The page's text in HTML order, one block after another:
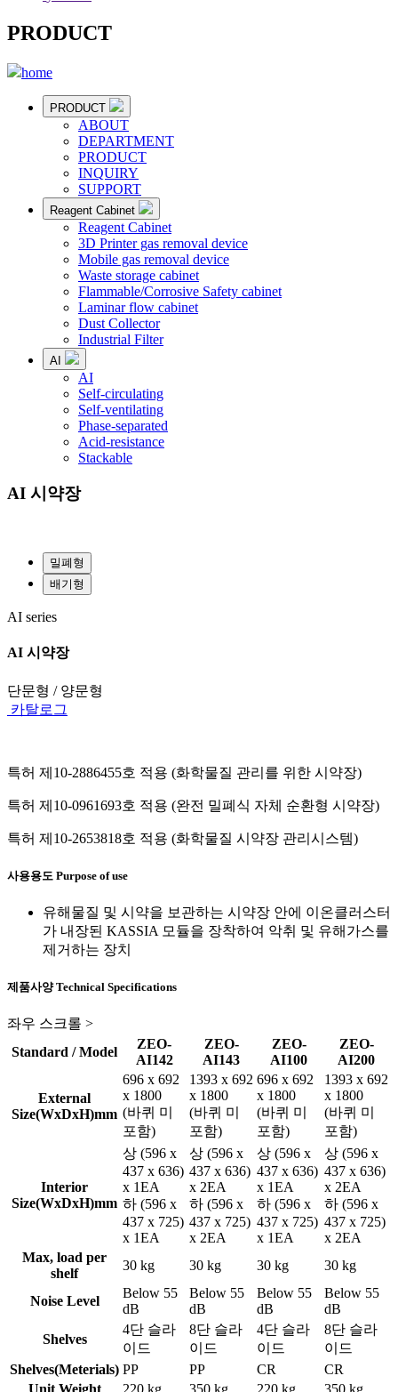
PRODUCT
home
PRODUCT
ABOUT
DEPARTMENT
PRODUCT
INQUIRY
SUPPORT
Reagent Cabinet
Reagent Cabinet
3D Printer gas removal device
Mobile gas removal device
Waste storage cabinet
Flammable/Corrosive Safety cabinet
Laminar flow cabinet
Dust Collector
Industrial Filter
AI
AI
Self-circulating
Self-ventilating
Phase-separated
Acid-resistance
Stackable
AI 시약장
밀폐형
배기형
AI series
AI 시약장
단문형 / 양문형
카탈로그
특허 제10-2886455호 적용 (화학물질 관리를 위한 시약장)
특허 제10-0961693호 적용 (완전 밀폐식 자체 순환형 시약장)
특허 제10-2653818호 적용 (화학물질 시약장 관리시스템)
사용용도 Purpose of use
유해물질 및 시약을 보관하는 시약장 안에 이온클러스터
가 내장된 KASSIA 모듈을 장착하여 악취 및 유해가스를
제거하는 장치
제품사양 Technical Specifications
좌우 스크롤 >
Standard / Model
ZEO-
AI142
ZEO-
AI143
ZEO-
AI100
ZEO-
AI200
External
Size(WxDxH)mm
696 x 692
x 1800
(바퀴 미
포함)
1393 x 692
x 1800
(바퀴 미
포함)
696 x 692
x 1800
(바퀴 미
포함)
1393 x 692
x 1800
(바퀴 미
포함)
Interior
Size(WxDxH)mm
상 (596 x
437 x 636)
x 1EA
하 (596 x
437 x 725)
x 1EA
상 (596 x
437 x 636)
x 2EA
하 (596 x
437 x 725)
x 2EA
상 (596 x
437 x 636)
x 1EA
하 (596 x
437 x 725)
x 1EA
상 (596 x
437 x 636)
x 2EA
하 (596 x
437 x 725)
x 2EA
Max, load per
shelf
30 kg 30 kg 30 kg 30 kg
Noise Level
Below 55
dB
Below 55
dB
Below 55
dB
Below 55
dB
Shelves
4단 슬라
이드
8단 슬라
이드
4단 슬라
이드
8단 슬라
이드
Shelves(Meterials) PP PP CR
CR